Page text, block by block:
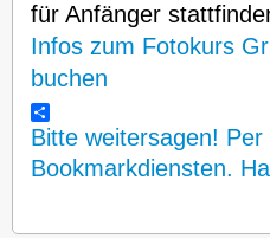
für Anfänger
Infos zum Fotokurs
buchen
Bitte weitersagen!
Bookmarkdiensten.